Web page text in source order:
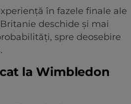
în fazele finale ale
deschide și mai
spre deosebire
la Wimbledon